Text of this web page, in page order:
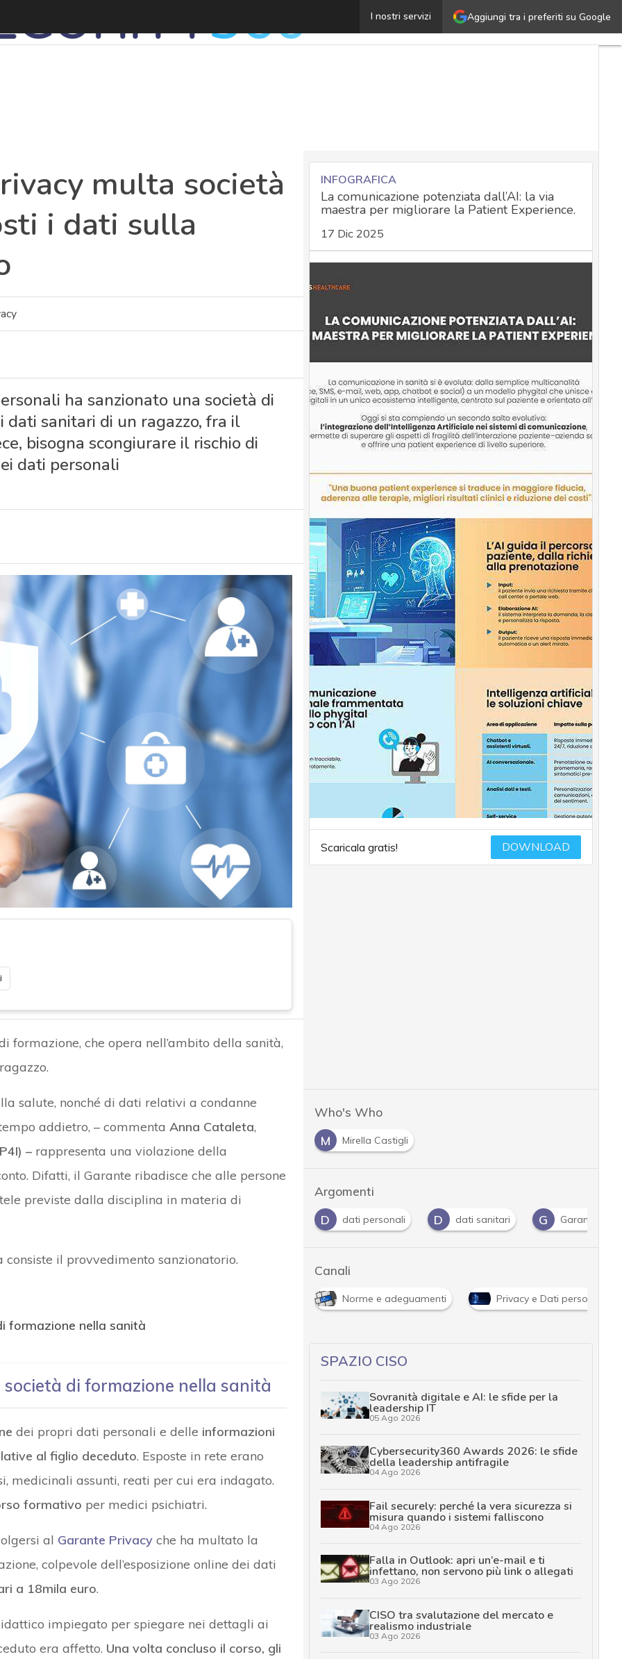
Aggiungi tra i preferiti su Google
I nostri servizi
Sanità, il Garante Privacy multa società di formazione:
multa società
i dati sulla
ha sanzionato una società di
sanitari di un ragazzo, fra il
bisogna scongiurare il rischio di
dati personali
formazione, che opera nell’ambito della sanità,
salute, nonché di dati relativi a condanne
addietro, – commenta Anna Cataleta,
– rappresenta una violazione della
Difatti, il Garante ribadisce che alle persone
previste dalla disciplina in materia di
consiste il provvedimento sanzionatorio.
formazione nella sanità
di formazione nella sanità
dei propri dati personali e delle informazioni
al figlio deceduto. Esposte in rete erano
medicinali assunti, reati per cui era indagato.
formativo per medici psichiatri.
al Garante Privacyche ha multato la
colpevole dell’esposizione online dei dati
a 18mila euro.
impiegato per spiegare nei dettagli ai
era affetto. Una volta concluso il corso, gli
INFOGRAFICA
La comunicazione potenziata dall’AI: la via
maestra per migliorare la Patient Experience.
17 Dic 2025
Scaricala gratis! DOWNLOAD
Who's Who
M
Mirella Castigli
Argomenti
D dati personali D dati sanitari G Garante
Canali
Norme e adeguamenti Privacy e Dati personali
SPAZIO CISO
Sovranità digitale e AI: le sfide per la
leadership IT
05 Ago 2026
Cybersecurity360 Awards 2026: le sfide
della leadership antifragile
04 Ago 2026
Fail securely: perché la vera sicurezza si
misura quando i sistemi falliscono
04 Ago 2026
Falla in Outlook: apri un’e-mail e ti
infettano, non servono più link o allegati
03 Ago 2026
CISO tra svalutazione del mercato e
realismo industriale
03 Ago 2026